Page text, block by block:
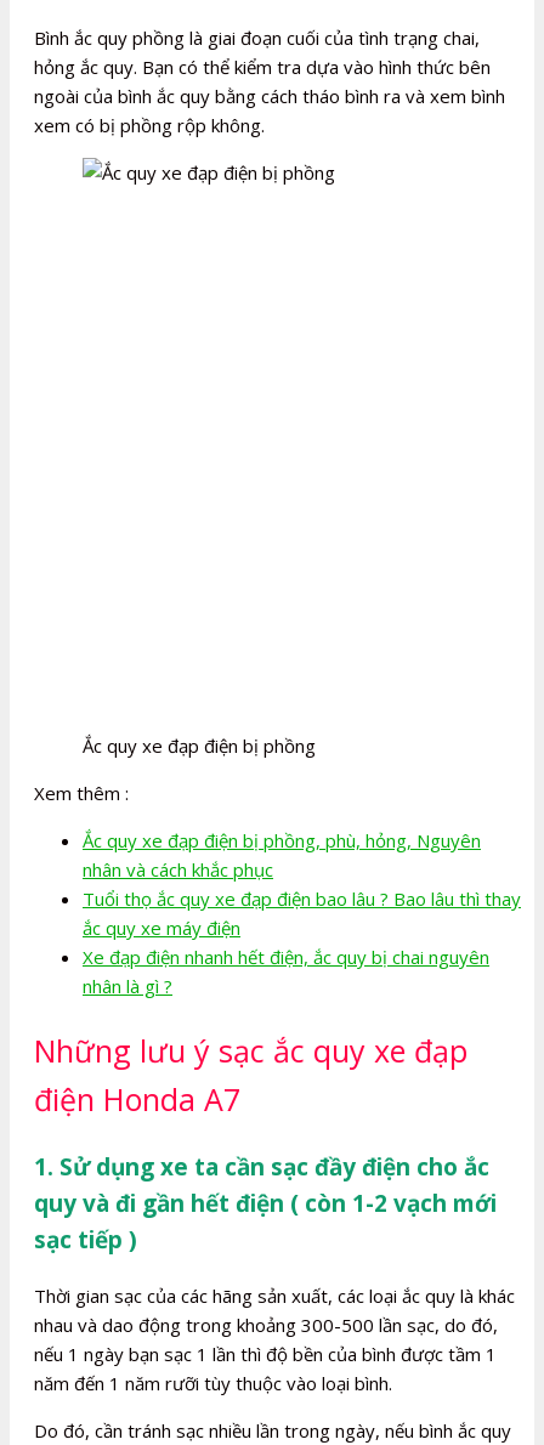
Bình ắc quy phồng là giai đoạn cuối của tình trạng chai,
hỏng ắc quy. Bạn có thể kiểm tra dựa vào hình thức bên
ngoài của bình ắc quy bằng cách tháo bình ra và xem bình
xem có bị phồng rộp không.
Ắc quy xe đạp điện bị phồng
Xem thêm :
Ắc quy xe đạp điện bị phồng, phù, hỏng, Nguyên
nhân và cách khắc phục
Tuổi thọ ắc quy xe đạp điện bao lâu ? Bao lâu thì thay
ắc quy xe máy điện
Xe đạp điện nhanh hết điện, ắc quy bị chai nguyên
nhân là gì ?
Những lưu ý sạc ắc quy xe đạp
điện Honda A7
1. Sử dụng xe ta cần sạc đầy điện cho ắc
quy và đi gần hết điện ( còn 1-2 vạch mới
sạc tiếp )
Thời gian sạc của các hãng sản xuất, các loại ắc quy là khác
nhau và dao động trong khoảng 300-500 lần sạc, do đó,
nếu 1 ngày bạn sạc 1 lần thì độ bền của bình được tầm 1
năm đến 1 năm rưỡi tùy thuộc vào loại bình.
Do đó, cần tránh sạc nhiều lần trong ngày, nếu bình ắc quy